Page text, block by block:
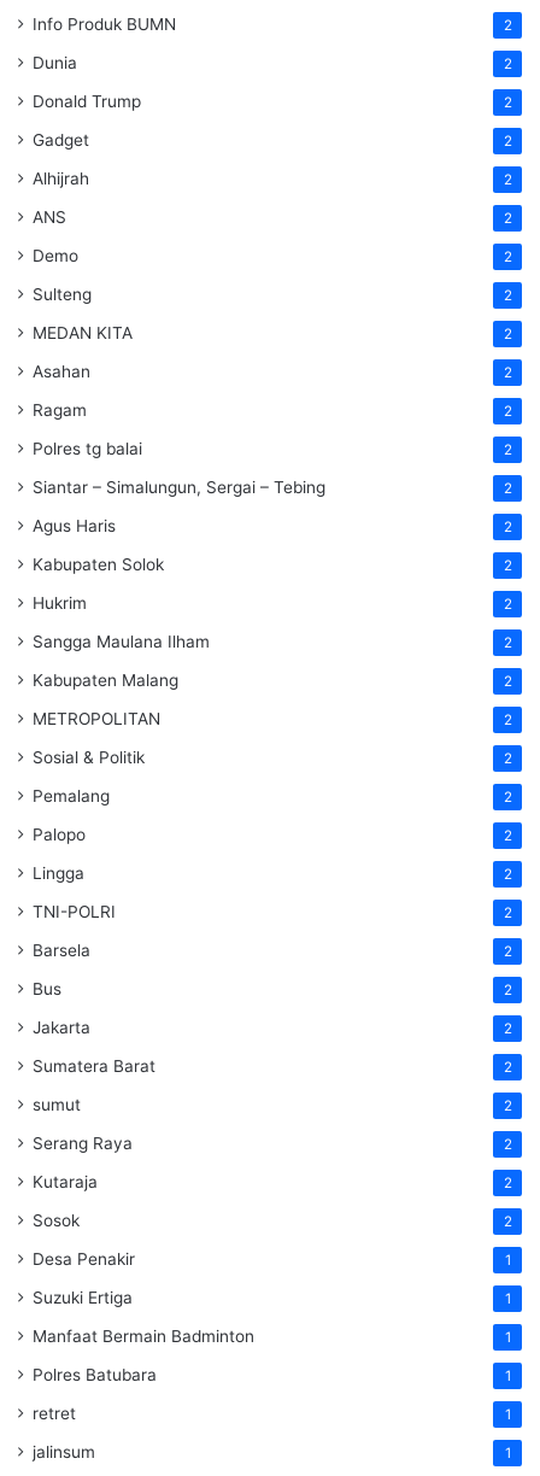
Info Produk BUMN 2
Dunia 2
Donald Trump 2
Gadget 2
Alhijrah 2
ANS 2
Demo 2
Sulteng 2
MEDAN KITA 2
Asahan 2
Ragam 2
Polres tg balai 2
Siantar – Simalungun, Sergai – Tebing 2
Agus Haris 2
Kabupaten Solok 2
Hukrim 2
Sangga Maulana Ilham 2
Kabupaten Malang 2
METROPOLITAN 2
Sosial & Politik 2
Pemalang 2
Palopo 2
Lingga 2
TNI-POLRI 2
Barsela 2
Bus 2
Jakarta 2
Sumatera Barat 2
sumut 2
Serang Raya 2
Kutaraja 2
Sosok 2
Desa Penakir 1
Suzuki Ertiga 1
Manfaat Bermain Badminton 1
Polres Batubara 1
retret 1
jalinsum 1